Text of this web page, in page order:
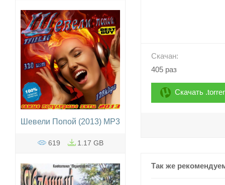
Скачан:
405 раз
Скачать
Так же
Шевели Попой (2013) MP3
619 1.17 GB